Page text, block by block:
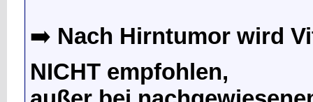
➡️ Nach Hirntumor wird
NICHT empfohlen,